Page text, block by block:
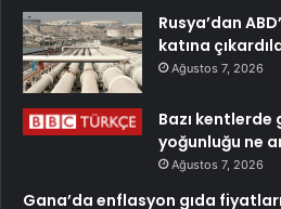
Rusya’dan
katına
Ağustos 7, 2026
Bazı
yoğunluğu ne
Ağustos 7, 2026
Gana’da enflasyon gıda